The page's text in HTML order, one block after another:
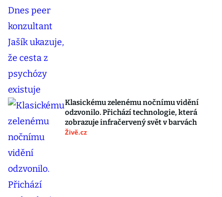
Klasickému zelenému nočnímu vidění
odzvonilo. Přichází technologie, která
zobrazuje infračervený svět v barvách
Živě.cz